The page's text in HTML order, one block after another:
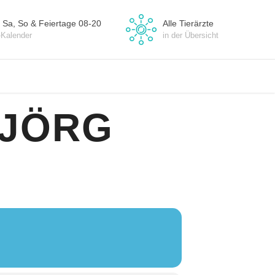
So & Feiertage 08-20 Alle Tierärzte
in der Übersicht